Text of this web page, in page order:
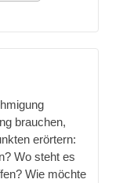
brauchen,
erörtern:
Wo steht es
Wie möchte